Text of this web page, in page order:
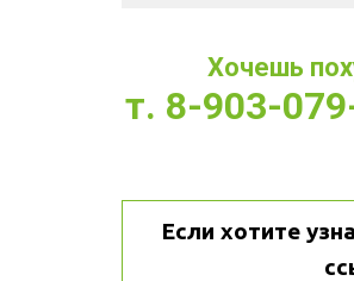
Хочешь
т. 8-903-
Если хотите